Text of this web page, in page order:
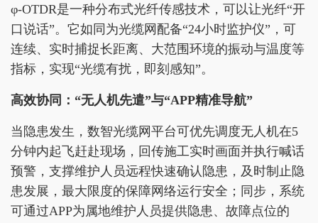
φ-OTDR是一种分布式光纤传感技术，可以让光纤“开
口说话”。它如同为光缆网配备“24小时监护仪”，可
连续、实时捕捉长距离、大范围环境的振动与温度等
指标，实现“光缆有扰，即刻感知”。
高效协同：“无人机先遣”与“APP精准导航”
当隐患发生，数智光缆网平台可优先调度无人机在5
分钟内起飞赶赴现场，回传施工实时画面并执行喊话
预警，支撑维护人员远程快速确认隐患，及时制止隐
患发展，最大限度的保障网络运行安全；同步，系统
可通过APP为属地维护人员提供隐患、故障点位的